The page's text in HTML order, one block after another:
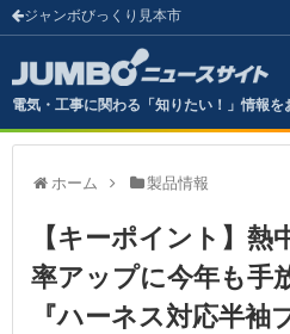
ジャンボびっくり見本市
電気・工事に関わる「知りたい！」情報を
ホーム 製品情報
【キーポイント】熱
率アップに今年も手
『ハーネス対応半袖